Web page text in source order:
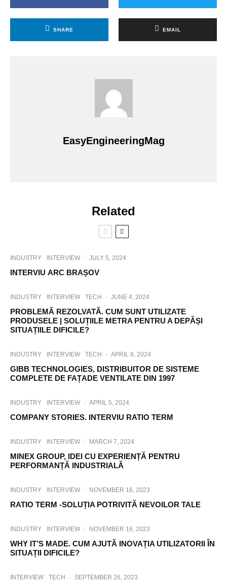
SHARE EMAIL
EasyEngineeringMag
Related
INDUSTRY INTERVIEW · JULY 5, 2024
INTERVIU ARC BRAȘOV
INDUSTRY INTERVIEW TECH · JUNE 4, 2024
PROBLEMĂ REZOLVATĂ. CUM SUNT UTILIZATE
PRODUSELE | SOLUȚIILE METRA PENTRU A DEPĂȘI
SITUAȚIILE DIFICILE?
INDUSTRY INTERVIEW TECH · APRIL 8, 2024
GIBB TECHNOLOGIES, DISTRIBUITOR DE SISTEME
COMPLETE DE FAȚADE VENTILATE DIN 1997
INDUSTRY INTERVIEW · APRIL 5, 2024
COMPANY STORIES. INTERVIU RATIO TERM
INDUSTRY INTERVIEW · MARCH 7, 2024
MINEX GROUP, IDEI CU EXPERIENȚĂ PENTRU
PERFORMANȚĂ INDUSTRIALĂ
INDUSTRY INTERVIEW · NOVEMBER 16, 2023
RATIO TERM -SOLUȚIA POTRIVITĂ NEVOILOR TALE
INDUSTRY INTERVIEW · NOVEMBER 16, 2023
WHY IT’S MADE. CUM AJUTĂ INOVAȚIA UTILIZATORII ÎN
SITUAȚII DIFICILE?
INTERVIEW TECH · SEPTEMBER 26, 2023